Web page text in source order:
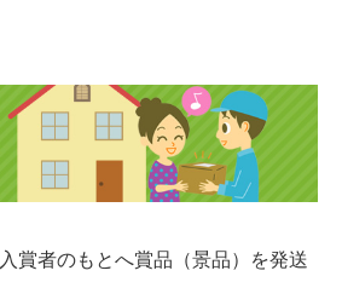
賞者のもとへ賞品（景品）を発送